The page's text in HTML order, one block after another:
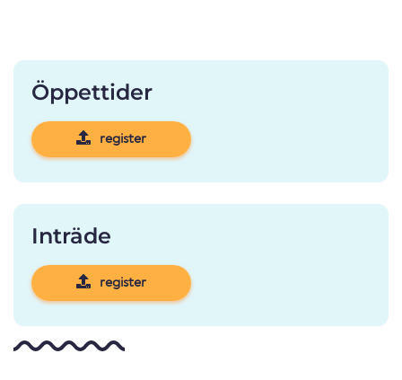
Öppettider
register
Inträde
register